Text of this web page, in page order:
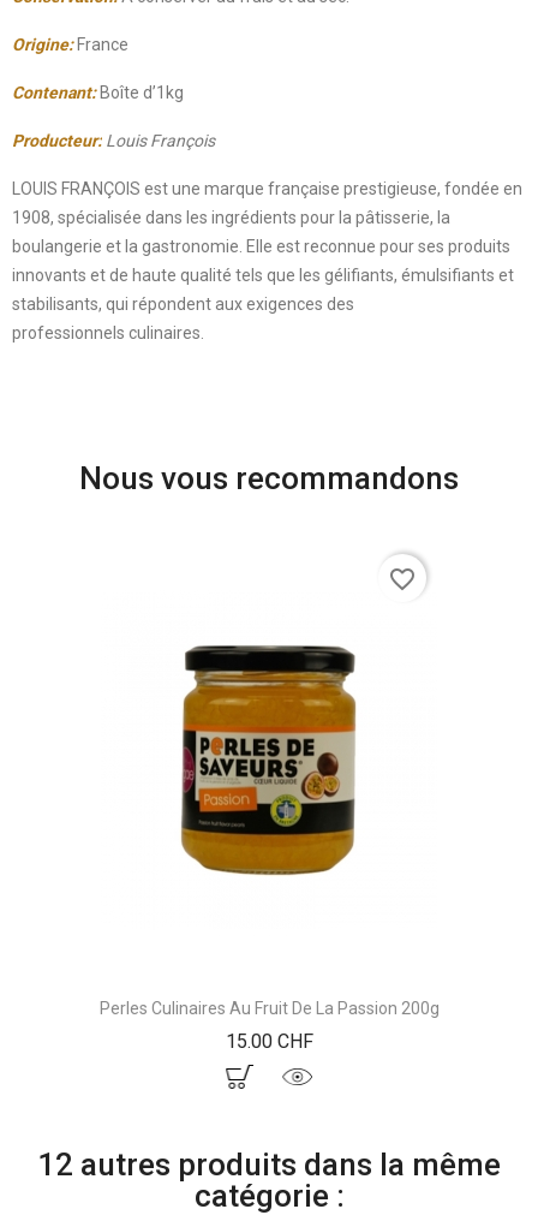
Origine:France
Contenant: Boîte d’1kg
Producteur: Louis François
LOUIS FRANÇOIS est une marque française prestigieuse, fondée en
1908, spécialisée dans les ingrédients pour la pâtisserie, la
boulangerie et la gastronomie. Elle est reconnue pour ses produits
innovants et de haute qualité tels que les gélifiants, émulsifiants et
stabilisants, qui répondent aux exigences des
professionnels culinaires.
Nous vous recommandons
Perles Culinaires Au Fruit De La Passion 200g
15.00 CHFPrix
favorite_border
12 autres produits dans la même
catégorie :